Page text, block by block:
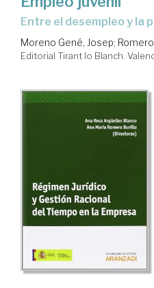
entre el desempleo y la
Moreno Gené, Josep;
Editorial Tirant lo Blanch.